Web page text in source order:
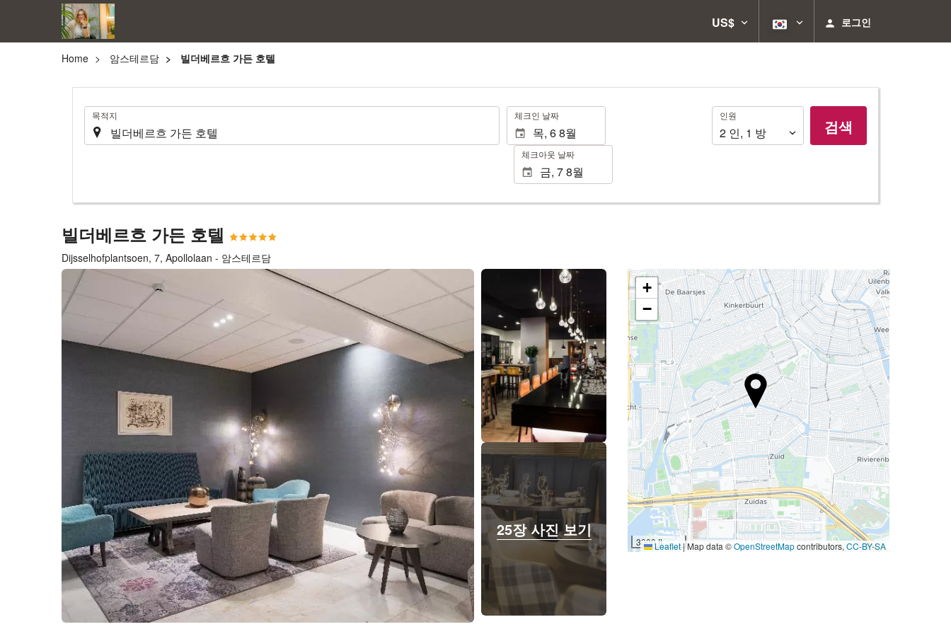
US$ 로그인
Home 암스테르담 빌더베르흐 가든 호텔
. 목적지 . 체크인 날짜
체크아웃 날짜
인
원
인원
2 인, 1 방 검색
빌더베르흐 가든 호텔
Dijsselhofplantsoen, 7, Apollolaan - 암스테르담
25장 사진 보기
25장 사진 보기
+
−
3000 ftLeaflet|Map data ©OpenStreetMapcontributors, CC-BY-SA